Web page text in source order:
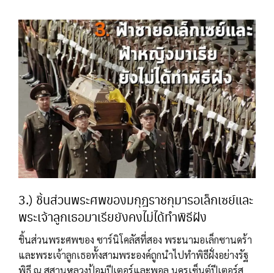
3.) ชิ้นส่วนพระศพของมกุฎราชกุมารอเล็กเซย์และ
พระเจ้าลูกเธอมาเรียยังคงไม่ได้ทำพิธีฝัง
ชิ้นส่วนพระศพของ ซาร์นิโคลัสที่สอง พระนามอเล็กซานดร้า
และพระเจ้าลูกเธอทั้งสามพระองค์ถูกนำไปทำพิธีฝั่งอย่างรัฐ
พิธี ณ สุสานหลวงป้อมปีเตอร์และพอล นครเซ็นต์ปีเตอร์ส